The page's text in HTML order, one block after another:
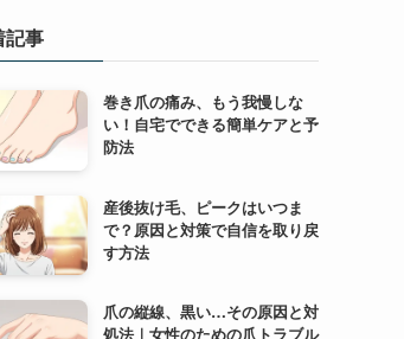
記事
巻き爪の痛み、もう我慢しな
い！自宅でできる簡単ケアと予
防法
産後抜け毛、ピークはいつま
で？原因と対策で自信を取り戻
す方法
爪の縦線、黒い…その原因と対
処法｜女性のための爪トラブル